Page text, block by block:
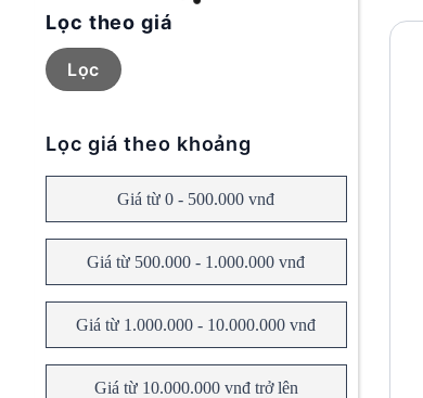
Lọc theo giá
Giá
tối
thiểu
Giá
tối
đa
Lọc
Lọc giá theo khoảng
Giá từ 0 - 500.000 vnđ
Giá từ 500.000 - 1.000.000 vnđ
Giá từ 1.000.000 - 10.000.000 vnđ
Giá từ 10.000.000 vnđ trở lên